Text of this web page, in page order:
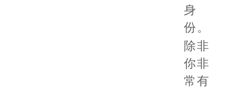
身
份。
除非
你非
常有